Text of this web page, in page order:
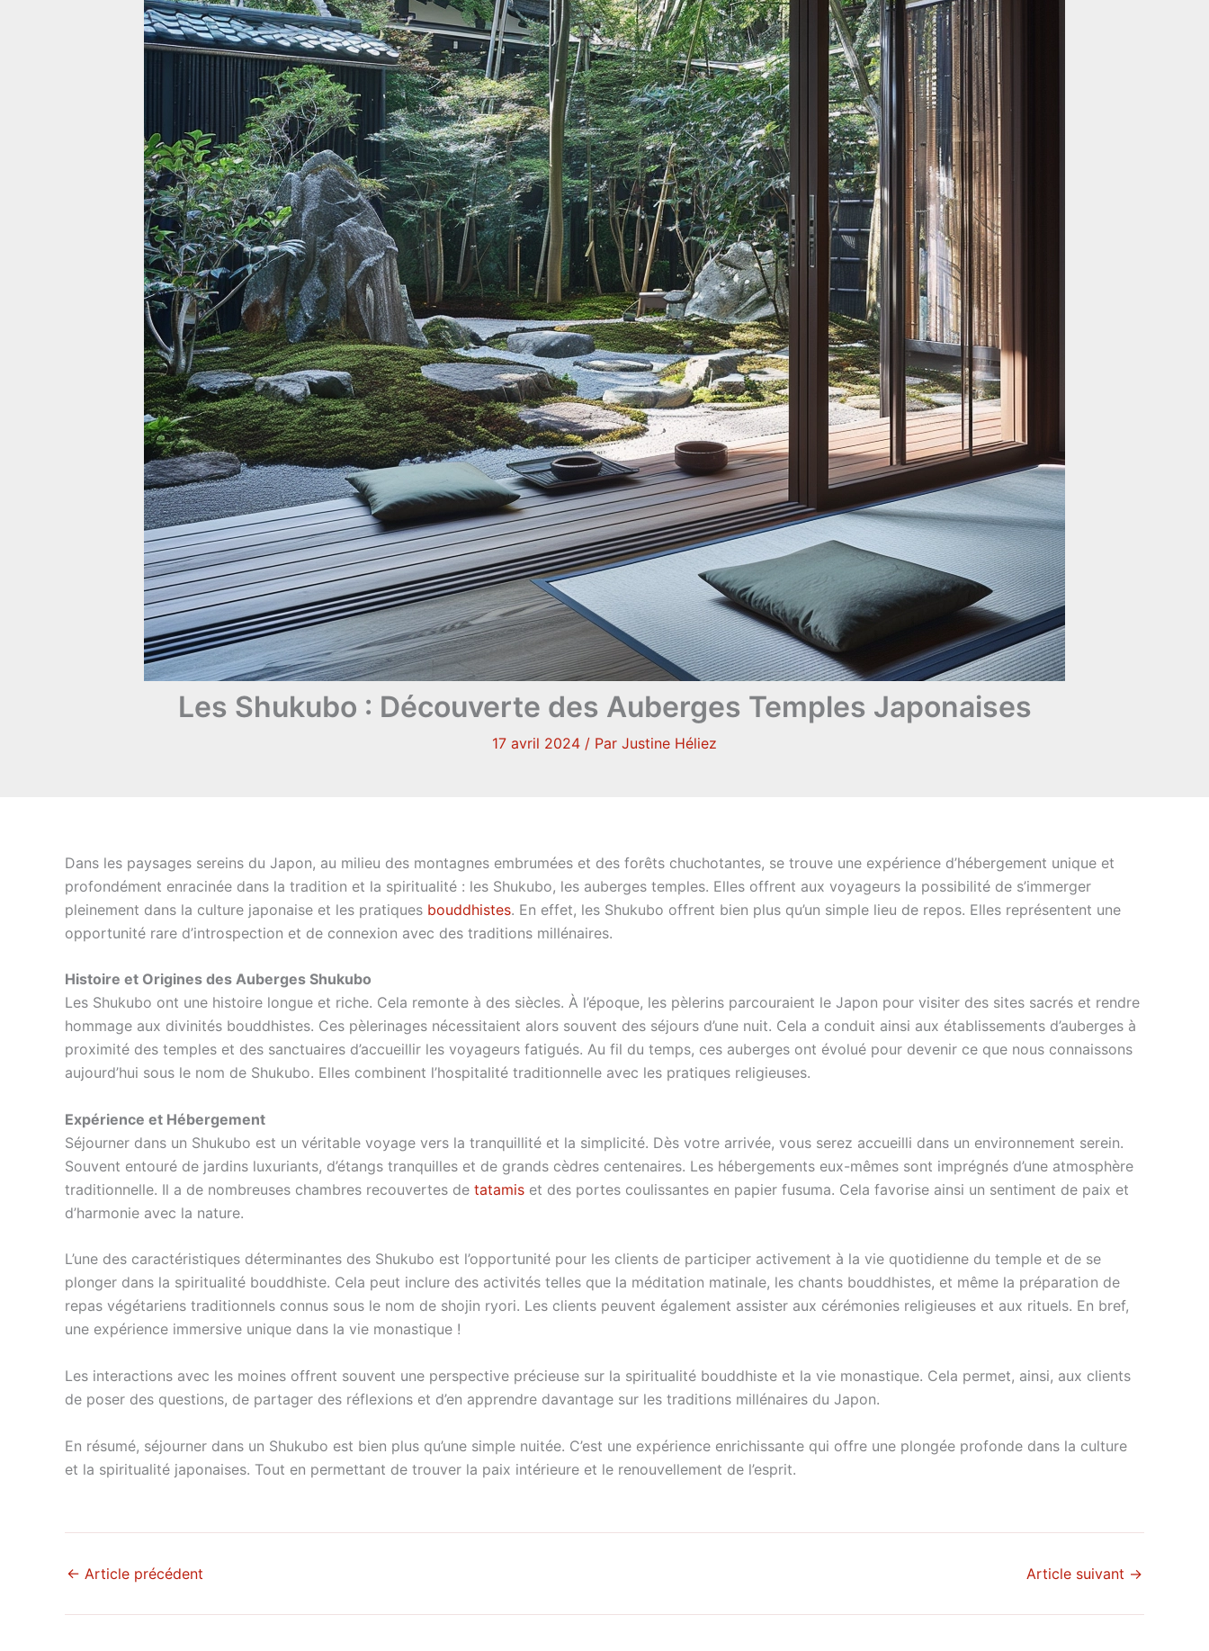
Les Shukubo : Découverte des Auberges Temples Japonaises
17 avril 2024 / Par Justine Héliez
Dans les paysages sereins du Japon, au milieu des montagnes embrumées et des forêts chuchotantes, se trouve une expérience d’hébergement unique et
profondément enracinée dans la tradition et la spiritualité : les Shukubo, les auberges temples. Elles offrent aux voyageurs la possibilité de s’immerger
pleinement dans la culture japonaise et les pratiques bouddhistes. En effet, les Shukubo offrent bien plus qu’un simple lieu de repos. Elles représentent une
opportunité rare d’introspection et de connexion avec des traditions millénaires.
Histoire et Origines des Auberges Shukubo
Les Shukubo ont une histoire longue et riche. Cela remonte à des siècles. À l’époque, les pèlerins parcouraient le Japon pour visiter des sites sacrés et rendre
hommage aux divinités bouddhistes. Ces pèlerinages nécessitaient alors souvent des séjours d’une nuit. Cela a conduit ainsi aux établissements d’auberges à
proximité des temples et des sanctuaires d’accueillir les voyageurs fatigués. Au fil du temps, ces auberges ont évolué pour devenir ce que nous connaissons
aujourd’hui sous le nom de Shukubo. Elles combinent l’hospitalité traditionnelle avec les pratiques religieuses.
Expérience et Hébergement
Séjourner dans un Shukubo est un véritable voyage vers la tranquillité et la simplicité. Dès votre arrivée, vous serez accueilli dans un environnement serein.
Souvent entouré de jardins luxuriants, d’étangs tranquilles et de grands cèdres centenaires. Les hébergements eux-mêmes sont imprégnés d’une atmosphère
traditionnelle. Il a de nombreuses chambres recouvertes de tatamis et des portes coulissantes en papier fusuma. Cela favorise ainsi un sentiment de paix et
d’harmonie avec la nature.
L’une des caractéristiques déterminantes des Shukubo est l’opportunité pour les clients de participer activement à la vie quotidienne du temple et de se
plonger dans la spiritualité bouddhiste. Cela peut inclure des activités telles que la méditation matinale, les chants bouddhistes, et même la préparation de
repas végétariens traditionnels connus sous le nom de shojin ryori. Les clients peuvent également assister aux cérémonies religieuses et aux rituels. En bref,
une expérience immersive unique dans la vie monastique !
Les interactions avec les moines offrent souvent une perspective précieuse sur la spiritualité bouddhiste et la vie monastique. Cela permet, ainsi, aux clients
de poser des questions, de partager des réflexions et d’en apprendre davantage sur les traditions millénaires du Japon.
En résumé, séjourner dans un Shukubo est bien plus qu’une simple nuitée. C’est une expérience enrichissante qui offre une plongée profonde dans la culture
et la spiritualité japonaises. Tout en permettant de trouver la paix intérieure et le renouvellement de l’esprit.
← Article précédent Article suivant →